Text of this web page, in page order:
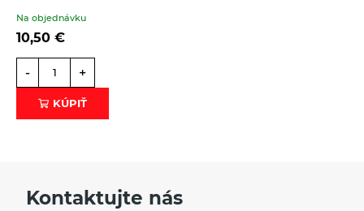
Na objednávku
10,50 €
- +
KÚPIŤ
Kontaktujte nás